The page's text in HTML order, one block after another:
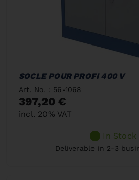
SOCLE POUR PROFI 400 V
Art. No. : 56-1068
397,20 €
incl. 20% VAT
In Stock
Deliverable in 2-3